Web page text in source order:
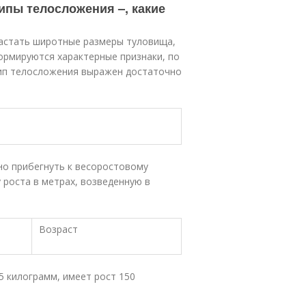
телосложения –, какие
широтные размеры туловища,
характерные признаки, по
телосложения выражен достаточно
прибегнуть к весоростовому
в метрах, возведенную в
Возраст
килограмм, имеет рост 150